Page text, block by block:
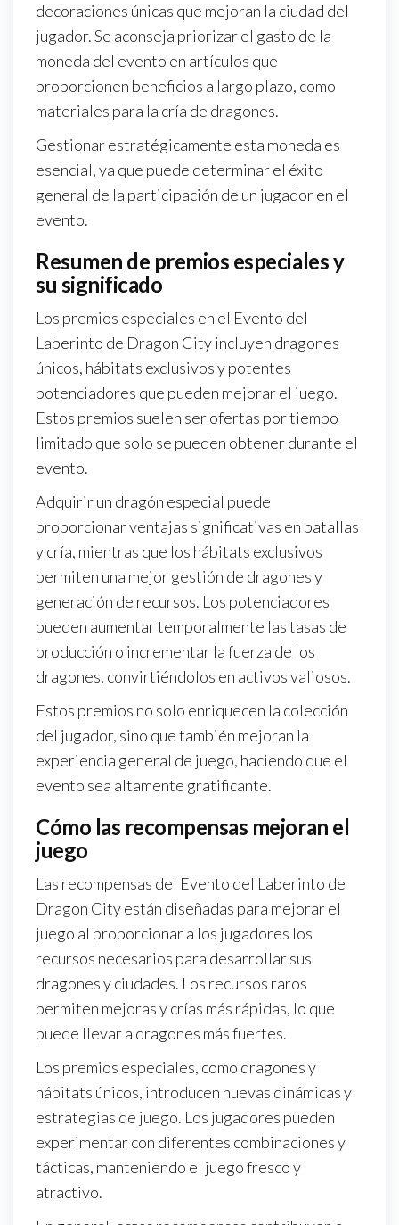
decoraciones únicas que mejoran la ciudad del
jugador. Se aconseja priorizar el gasto de la
moneda del evento en artículos que
proporcionen beneficios a largo plazo, como
materiales para la cría de dragones.
Gestionar estratégicamente esta moneda es
esencial, ya que puede determinar el éxito
general de la participación de un jugador en el
evento.
Resumen de premios especiales y
su significado
Los premios especiales en el Evento del
Laberinto de Dragon City incluyen dragones
únicos, hábitats exclusivos y potentes
potenciadores que pueden mejorar el juego.
Estos premios suelen ser ofertas por tiempo
limitado que solo se pueden obtener durante el
evento.
Adquirir un dragón especial puede
proporcionar ventajas significativas en batallas
y cría, mientras que los hábitats exclusivos
permiten una mejor gestión de dragones y
generación de recursos. Los potenciadores
pueden aumentar temporalmente las tasas de
producción o incrementar la fuerza de los
dragones, convirtiéndolos en activos valiosos.
Estos premios no solo enriquecen la colección
del jugador, sino que también mejoran la
experiencia general de juego, haciendo que el
evento sea altamente gratificante.
Cómo las recompensas mejoran el
juego
Las recompensas del Evento del Laberinto de
Dragon City están diseñadas para mejorar el
juego al proporcionar a los jugadores los
recursos necesarios para desarrollar sus
dragones y ciudades. Los recursos raros
permiten mejoras y crías más rápidas, lo que
puede llevar a dragones más fuertes.
Los premios especiales, como dragones y
hábitats únicos, introducen nuevas dinámicas y
estrategias de juego. Los jugadores pueden
experimentar con diferentes combinaciones y
tácticas, manteniendo el juego fresco y
atractivo.